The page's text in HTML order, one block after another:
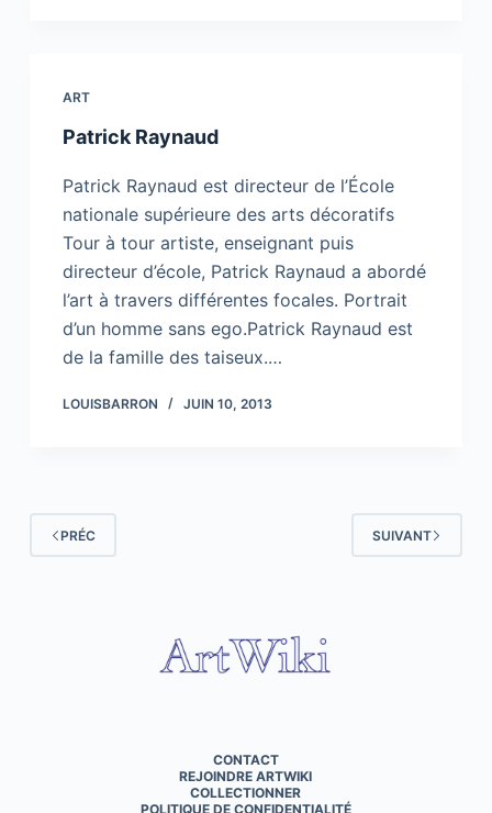
ART
Patrick Raynaud
Patrick Raynaud est directeur de l’École
nationale supérieure des arts décoratifs
Tour à tour artiste, enseignant puis
directeur d’école, Patrick Raynaud a abordé
l’art à travers différentes focales. Portrait
d’un homme sans ego.Patrick Raynaud est
de la famille des taiseux.…
LOUISBARRON JUIN 10, 2013
PRÉC SUIVANT
CONTACT
REJOINDRE ARTWIKI
COLLECTIONNER
POLITIQUE DE CONFIDENTIALITÉ